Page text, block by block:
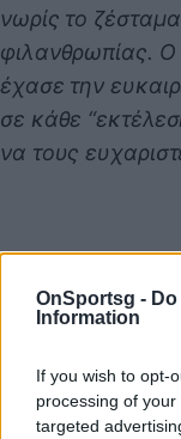
OnSportsg -
Information
If you wish to opt-
processing of
targeted
νωρίς το
φιλανθρωπίας.
έχασε την
σε κάθε
να τους